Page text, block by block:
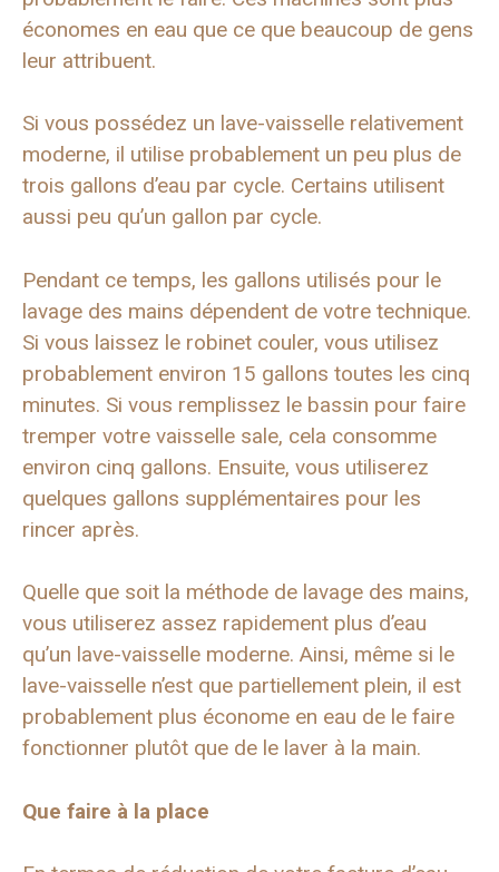
économes en eau que ce que beaucoup de gens
leur attribuent.
Si vous possédez un lave-vaisselle relativement
moderne, il utilise probablement un peu plus de
trois gallons d’eau par cycle. Certains utilisent
aussi peu qu’un gallon par cycle.
Pendant ce temps, les gallons utilisés pour le
lavage des mains dépendent de votre technique.
Si vous laissez le robinet couler, vous utilisez
probablement environ 15 gallons toutes les cinq
minutes. Si vous remplissez le bassin pour faire
tremper votre vaisselle sale, cela consomme
environ cinq gallons. Ensuite, vous utiliserez
quelques gallons supplémentaires pour les
rincer après.
Quelle que soit la méthode de lavage des mains,
vous utiliserez assez rapidement plus d’eau
qu’un lave-vaisselle moderne. Ainsi, même si le
lave-vaisselle n’est que partiellement plein, il est
probablement plus économe en eau de le faire
fonctionner plutôt que de le laver à la main.
Que faire à la place